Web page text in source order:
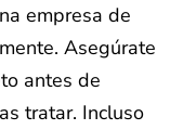
empresa de
Asegúrate
antes de
tratar. Incluso